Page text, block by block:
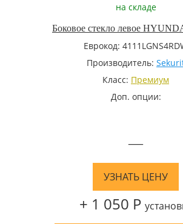
на складе
Боковое стекло левое
Еврокод:
Производитель:
Класс: Премиум
Доп. опции:
—
УЗНАТЬ ЦЕНУ
+ 1 050 Р